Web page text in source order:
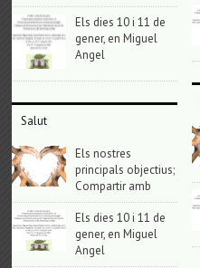
Els dies 10 i 11 de
gener, en Miguel
Angel
Salut
Els nostres
principals objectius;
Compartir amb
Els dies 10 i 11 de
gener, en Miguel
Angel